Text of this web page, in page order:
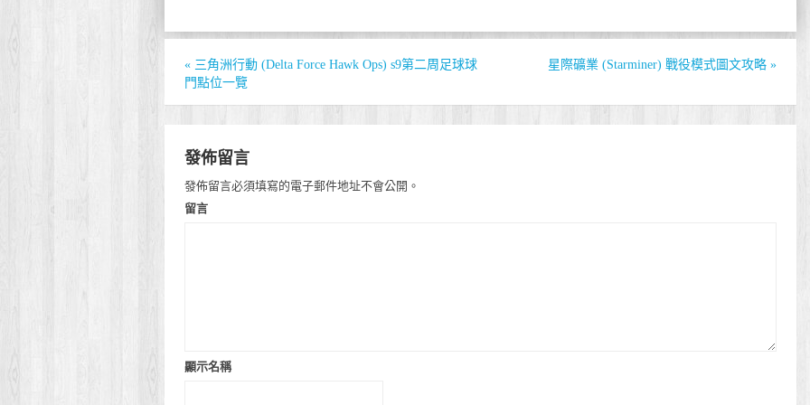
«三角洲行動 (Delta Force Hawk Ops) s9第二周足球球
門點位一覽
星際礦業 (Starminer) 戰役模式圖文攻略 »
發佈留言
發佈留言必須填寫的電子郵件地址不會公開。
留言
顯示名稱